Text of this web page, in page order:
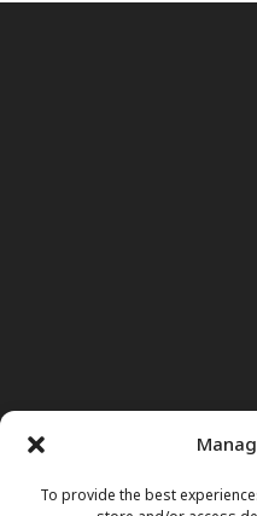
To provide the best